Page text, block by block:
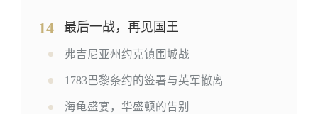
14 最后一战，再见国王
弗吉尼亚州约克镇围城战
1783巴黎条约的签署与英军撤离
海龟盛宴，华盛顿的告别